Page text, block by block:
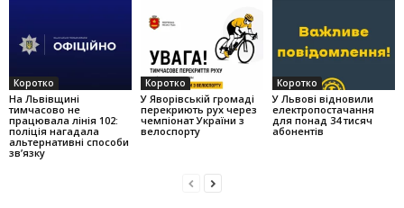
Коротко
На Львівщині
тимчасово не
працювала лінія 102:
поліція нагадала
альтернативні способи
зв’язку
Коротко
У Яворівській громаді
перекриють рух через
чемпіонат України з
велоспорту
Коротко
У Львові відновили
електропостачання
для понад 34 тисяч
абонентів